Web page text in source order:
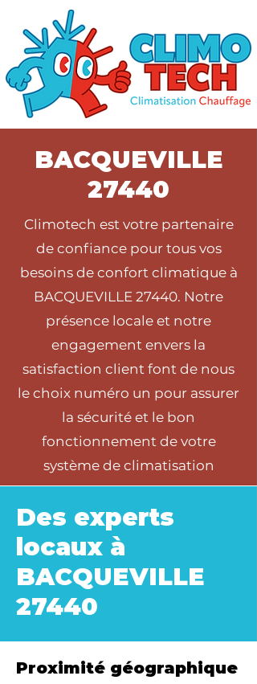
BACQUEVILLE
27440
Climotech est votre partenaire
de confiance pour tous vos
besoins de confort climatique à
BACQUEVILLE 27440. Notre
présence locale et notre
engagement envers la
satisfaction client font de nous
le choix numéro un pour assurer
la sécurité et le bon
fonctionnement de votre
système de climatisation
Des experts
locaux à
BACQUEVILLE
27440
Proximité géographique